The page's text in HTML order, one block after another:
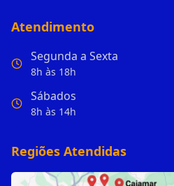
Atendimento
Segunda a Sexta
8h às 18h
Sábados
8h às 14h
Regiões Atendidas